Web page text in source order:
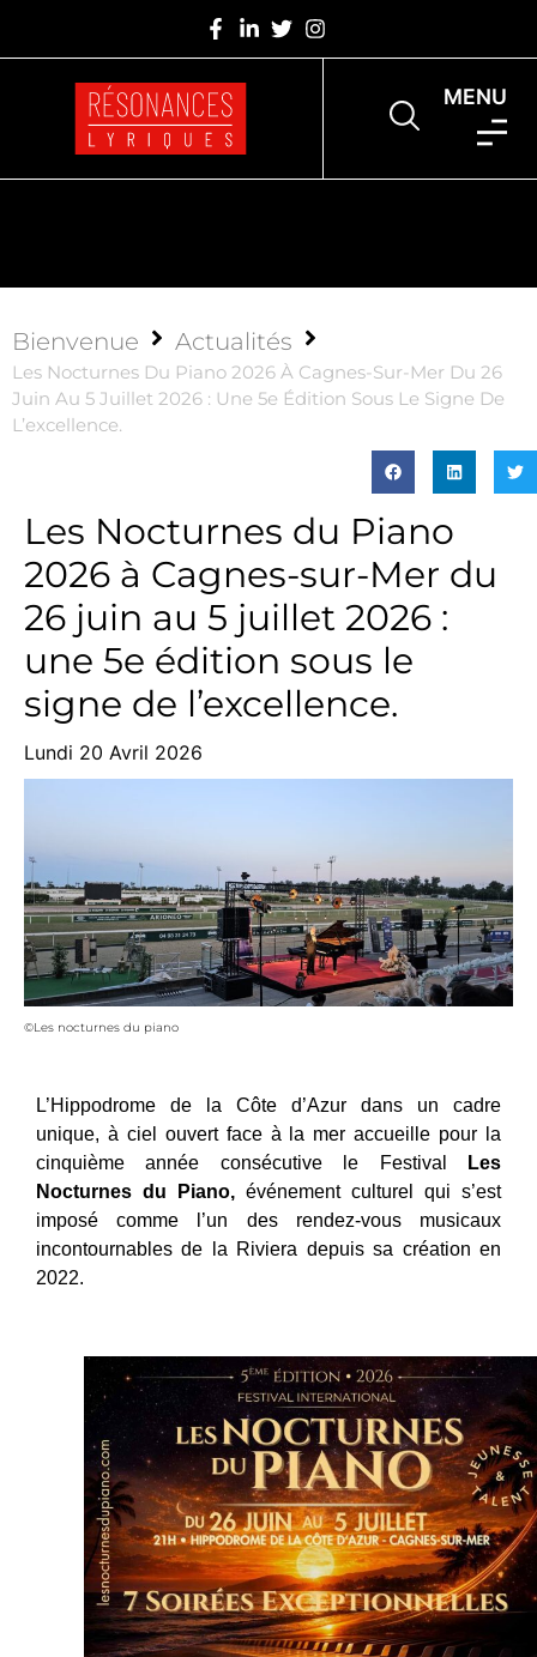
MENU
Bienvenue Actualités
Les Nocturnes Du Piano 2026 À Cagnes-Sur-Mer Du 26
Juin Au 5 Juillet 2026 : Une 5e Édition Sous Le Signe De
L’excellence.
Les Nocturnes du Piano
2026 à Cagnes-sur-Mer du
26 juin au 5 juillet 2026 :
une 5e édition sous le
signe de l’excellence.
Lundi 20 Avril 2026
©Les nocturnes du piano
L’Hippodrome de la Côte d’Azur dans un cadre
unique, à ciel ouvert face à la mer accueille pour la
cinquième année consécutive le Festival
Les
Nocturnes du Piano, événement culturel qui s’est
imposé comme l’un des rendez-vous musicaux
incontournables de la Riviera depuis sa création en
2022.